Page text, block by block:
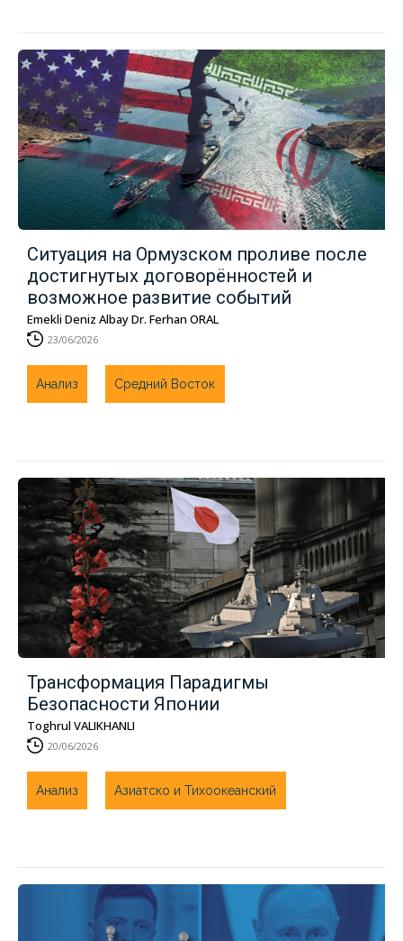
Ситуация на Ормузском проливе после
достигнутых договорённостей и
возможное развитие событий
Emekli Deniz Albay Dr. Ferhan ORAL
23/06/2026
Анализ Средний Восток
Трансформация Парадигмы
Безопасности Японии
Toghrul VALIKHANLI
20/06/2026
Анализ Азиатско и Тихоокеанский